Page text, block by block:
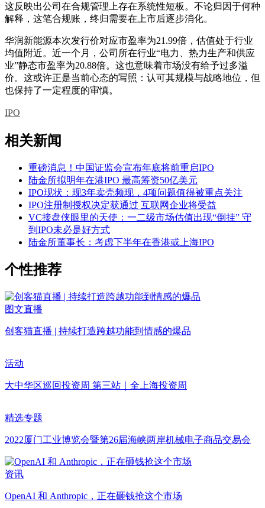
这反映出公司在合规管理上存在系统性短板。不论归因于何种
解释，这笔合规账，终归需要在上市后逐步消化。
华润新能源本次发行价对应市盈率为21.99倍，估值处于行业
均值附近。近一个月，公司所在行业“电力、热力生产和供应
业”静态市盈率为20.88倍。这也意味着市场没有给予过多溢
价。这或许正是当前心态的写照：认可其规模与战略地位，但
也保持了一定程度的审慎。
IPO
相关新闻
重磅消息！中国证监会宣布年底将前重启IPO
陆金所拟明年在港IPO 最高筹资50亿美元
IPO现状：现3年卖壳频现，4项问题值得被重点关注
IPO注册制授权决定获通过 互联网企业将受益
VC接盘侠眼里的天使：一二级市场估值出现“倒挂” 守
到IPO未必是好方式
陆金所董事长：考虑下半年在香港或上海IPO
个性推荐
图文直播
创客猫直播 | 持续打造跨越功能到情感的爆品
活动
大中华区巡回投资周 第三站｜全上海投资周
精选专题
2022厦门工业博览会暨第26届海峡两岸机械电子商品交易会
资讯
OpenAI 和 Anthropic，正在砸钱抢这个市场